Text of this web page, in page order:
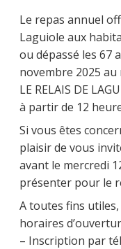
Le repas annuel
Laguiole aux
ou dépassé les 67
novembre 2025 au
LE RELAIS DE
à partir de 12
Si vous êtes
plaisir de vous
avant le mercredi
présenter pour le
A toutes fins
horaires
– Inscription par